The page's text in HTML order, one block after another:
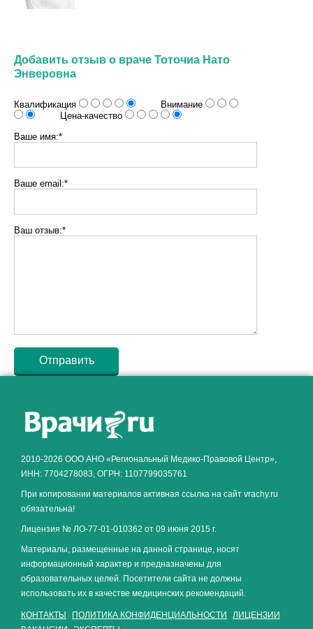
Добавить отзыв о враче Тоточиа Нато
Энверовна
Квалификация
Внимание
Цена-качество
Ваше имя:*
Ваше email:*
Ваш отзыв:*
2010-2026 ООО АНО «Региональный Медико-Правовой Центр»,
ИНН: 7704278083, ОГРН: 1107799035761
При копировании материалов активная ссылка на сайт vrachy.ru
обязательна!
Лицензия № ЛО-77-01-010362 от 09 июня 2015 г.
Материалы, размещенные на данной странице, носят
информационный характер и предназначены для
образовательных целей. Посетители сайта не должны
использовать их в качестве медицинских рекомендаций.
КОНТАКТЫ ПОЛИТИКА КОНФИДЕНЦИАЛЬНОСТИ
ЛИЦЕНЗИИ